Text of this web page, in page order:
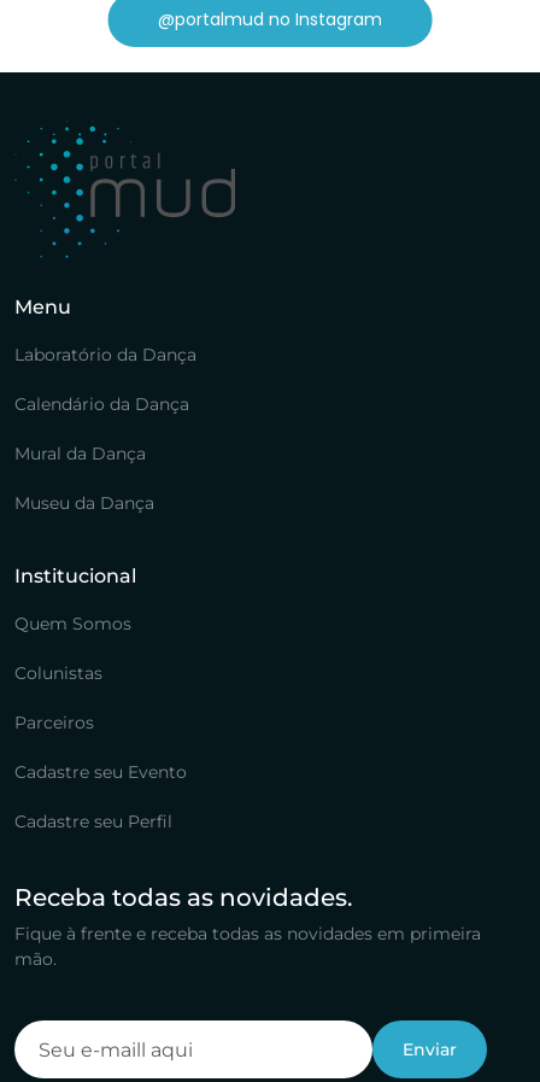
@portalmud no Instagram
Menu
Laboratório da Dança
Calendário da Dança
Mural da Dança
Museu da Dança
Institucional
Quem Somos
Colunistas
Parceiros
Cadastre seu Evento
Cadastre seu Perfil
Receba todas as novidades.
Fique à frente e receba todas as novidades em primeira
mão.